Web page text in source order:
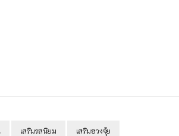
เสริมรสนิยม เสริมฮวงจุ้ย